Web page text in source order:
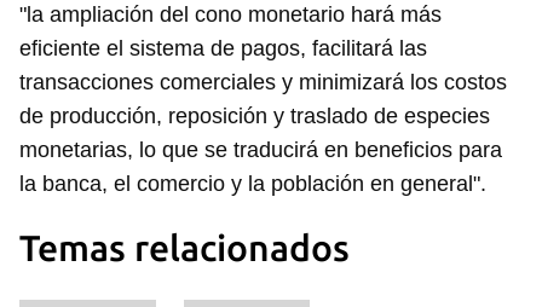
"la ampliación del cono monetario hará más
eficiente el sistema de pagos, facilitará las
transacciones comerciales y minimizará los costos
de producción, reposición y traslado de especies
monetarias, lo que se traducirá en beneficios para
la banca, el comercio y la población en general".
Temas relacionados